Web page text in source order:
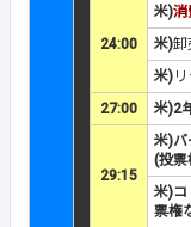
24:00
米)消
米)卸
米)
27:00
米)2
29:15
米)バ
(投票
米)コ
票権